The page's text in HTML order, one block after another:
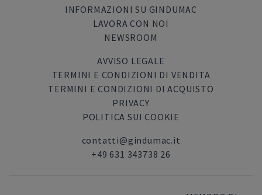
INFORMAZIONI SU GINDUMAC
LAVORA CON NOI
NEWSROOM
AVVISO LEGALE
TERMINI E CONDIZIONI DI VENDITA
TERMINI E CONDIZIONI DI ACQUISTO
PRIVACY
POLITICA SUI COOKIE
contatti@gindumac.it
+49 631 343738 26